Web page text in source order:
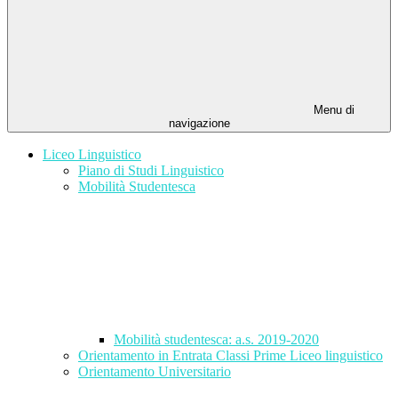
Menu di
navigazione
Liceo Linguistico
Piano di Studi Linguistico
Mobilità Studentesca
Mobilità studentesca: a.s. 2019-2020
Orientamento in Entrata Classi Prime Liceo linguistico
Orientamento Universitario